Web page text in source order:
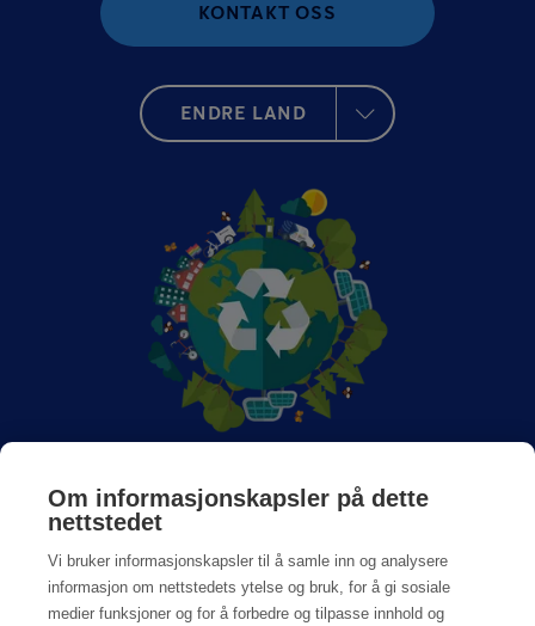
KONTAKT OSS
ENDRE LAND
Om informasjonskapsler på dette
nettstedet
Vi bruker informasjonskapsler til å samle inn og analysere
informasjon om nettstedets ytelse og bruk, for å gi sosiale
medier funksjoner og for å forbedre og tilpasse innhold og